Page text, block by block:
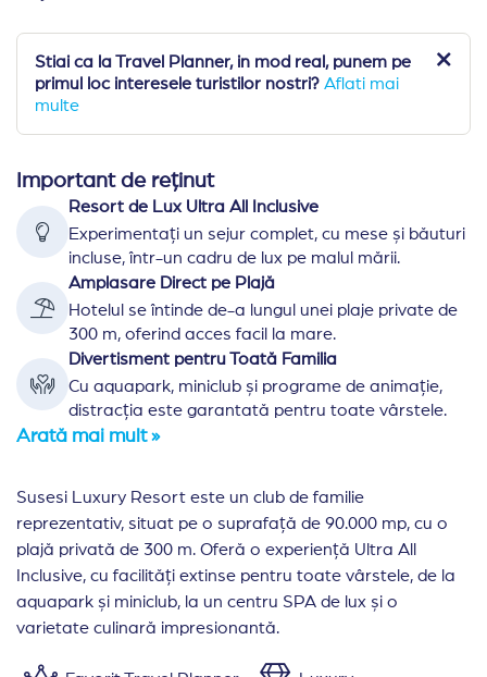
Stiai ca la Travel Planner, in mod real, punem pe
primul loc interesele turistilor nostri? Aflati mai
multe
Susesi Luxury Resort este un club de familie
reprezentativ, situat pe o suprafață de 90.000 mp, cu o
plajă privată de 300 m. Oferă o experiență Ultra All
Inclusive, cu facilități extinse pentru toate vârstele, de la
aquapark și miniclub, la un centru SPA de lux și o
varietate culinară impresionantă.
Important de reținut
Resort de Lux Ultra All Inclusive
Experimentați un sejur complet, cu mese și băuturi
incluse, într-un cadru de lux pe malul mării.
Amplasare Direct pe Plajă
Hotelul se întinde de-a lungul unei plaje private de
300 m, oferind acces facil la mare.
Divertisment pentru Toată Familia
Cu aquapark, miniclub și programe de animație,
distracția este garantată pentru toate vârstele.
Arată mai mult »